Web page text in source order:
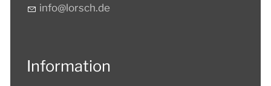
nf
l rsch d
Information